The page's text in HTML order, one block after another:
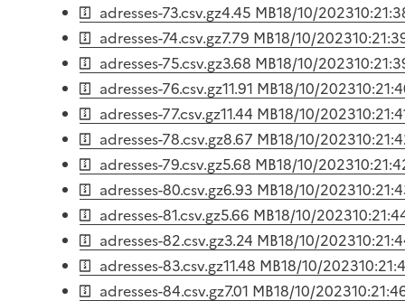
adresses-73.csv.gz4.45 MB18/10/2023
adresses-74.csv.gz7.79 MB18/10/2023
adresses-75.csv.gz3.68 MB18/10/2023
adresses-76.csv.gz11.91 MB18/10/2023
adresses-77.csv.gz11.44 MB18/10/2023
adresses-78.csv.gz8.67 MB18/10/2023
adresses-79.csv.gz5.68 MB18/10/2023
adresses-80.csv.gz6.93 MB18/10/2023
adresses-81.csv.gz5.66 MB18/10/2023
adresses-82.csv.gz3.24 MB18/10/2023
adresses-83.csv.gz11.48 MB18/10/2023
adresses-84.csv.gz7.01 MB18/10/2023